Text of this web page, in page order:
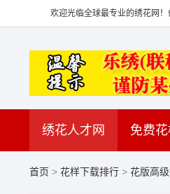
欢迎光临全球最专业的绣花网
绣花人才网 免费
首页 > 花样下载排行 > 花版高